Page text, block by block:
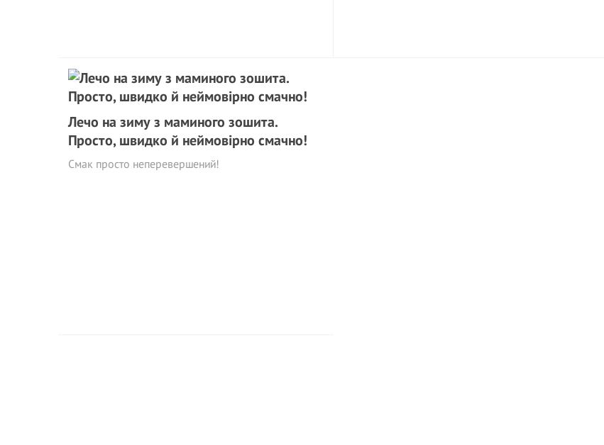
Лечо на зиму з маминого зошита.
Просто, швидко й неймовірно смачно!
Смак просто неперевершений!